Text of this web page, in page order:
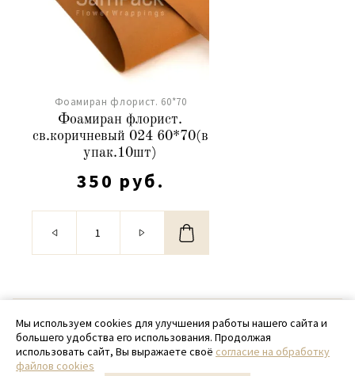
Фоамиран флорист. 60*70
Фоамиран флорист.
св.коричневый 024 60*70(в
упак.10шт)
350 руб.
© 2020 - 2026 SamPack
+ 7 (918) 699-97-87
zakaz@sampack.store
Мы используем cookies для улучшения работы нашего сайта и
большего удобства его использования. Продолжая
использовать сайт, Вы выражаете своё согласие на обработку
файлов cookies